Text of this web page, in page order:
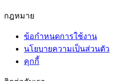
กฎหมาย
ข้อกำหนดการใช้งาน
นโยบายความเป็นส่วนตัว
คุกกี้